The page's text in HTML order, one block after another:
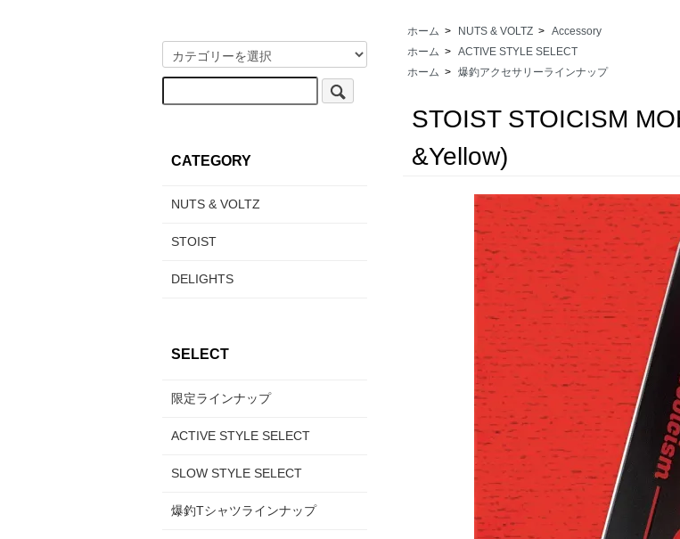
ホーム > NUTS & VOLTZ > Accessory
ホーム > ACTIVE STYLE SELECT
ホーム > 爆釣アクセサリーラインナップ
STOIST STOICISM
&Yellow)
CATEGORY
NUTS & VOLTZ
STOIST
DELIGHTS
SELECT
限定ラインナップ
ACTIVE STYLE SELECT
SLOW STYLE SELECT
爆釣Tシャツラインナップ